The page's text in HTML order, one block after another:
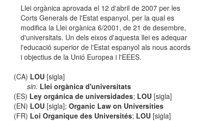
Llei orgànica aprovada el 12 d'abril de 2007 per les
Corts Generals de l'Estat espanyol, per la qual es
modifica la Llei orgànica 6/2001, de 21 de desembre,
d'universitats. Un dels eixos d'aquesta llei es adequar
l'educació superior de l'Estat espanyol als nous acords
i objectius de la Unió Europea i l'EEES.
(CA) LOU [sigla]
sin. Llei orgànica d'universitats
(ES) Ley orgánica de universidades; LOU [sigla]
(EN) LOU [sigla];Organic Law on Universities
(FR) Loi Organique des Universités; LOU [sigla]